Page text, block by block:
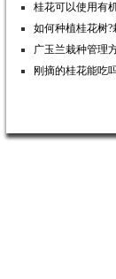
桂花可以使用有
如何种植桂花树?
广玉兰栽种管理
刚摘的桂花能吃